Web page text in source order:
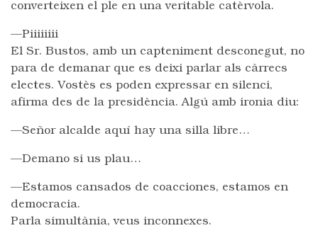
converteixen el ple en una veritable catèrvola.
—Piiiiiiii
El Sr. Bustos, amb un capteniment desconegut, no
para de demanar que es deixi parlar als càrrecs
electes. Vostès es poden expressar en silenci,
afirma des de la presidència. Algú amb ironia diu:
—Señor alcalde aquí hay una silla libre…
—Demano si us plau…
—Estamos cansados de coacciones, estamos en
democracia.
Parla simultània, veus inconnexes.